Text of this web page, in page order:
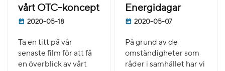
vårt OTC-koncept
2020-05-18
Ta en titt på vår
senaste film för att få
en överblick av vårt
Energidagar
2020-05-07
På grund av de
omständigheter som
råder i samhället har vi